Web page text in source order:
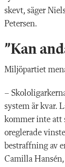
skevt, säger
Petersen.
”Kan
Miljöpartiet
–
system är kvar.
kommer inte att
oreglerade
bestraffning av
Camilla